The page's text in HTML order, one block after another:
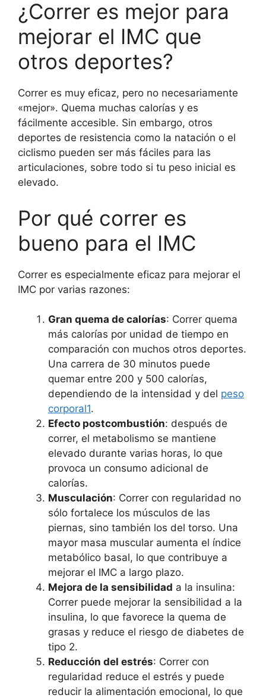
¿Correr es mejor para
mejorar el IMC que
otros deportes?
Correr es muy eficaz, pero no necesariamente
«mejor». Quema muchas calorías y es
fácilmente accesible. Sin embargo, otros
deportes de resistencia como la natación o el
ciclismo pueden ser más fáciles para las
articulaciones, sobre todo si tu peso inicial es
elevado.
Por qué correr es
bueno para el IMC
Correr es especialmente eficaz para mejorar el
IMC por varias razones:
Gran quema de calorías: Correr quema
más calorías por unidad de tiempo en
comparación con muchos otros deportes.
Una carrera de 30 minutos puede
quemar entre 200 y 500 calorías,
dependiendo de la intensidad y del peso
corporal1.
Efecto postcombustión: después de
correr, el metabolismo se mantiene
elevado durante varias horas, lo que
provoca un consumo adicional de
calorías.
Musculación: Correr con regularidad no
sólo fortalece los músculos de las
piernas, sino también los del torso. Una
mayor masa muscular aumenta el índice
metabólico basal, lo que contribuye a
mejorar el IMC a largo plazo.
Mejora de la sensibilidad a la insulina:
Correr puede mejorar la sensibilidad a la
insulina, lo que favorece la quema de
grasas y reduce el riesgo de diabetes de
tipo 2.
Reducción del estrés: Correr con
regularidad reduce el estrés y puede
reducir la alimentación emocional, lo que